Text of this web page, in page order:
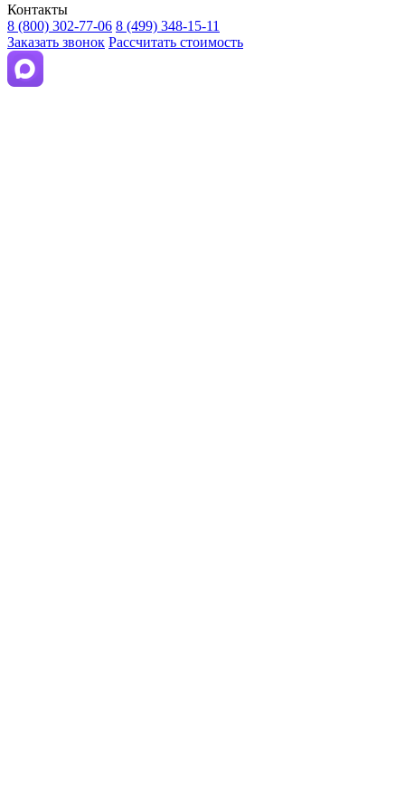
Контакты
8 (800) 302-77-06 8 (499) 348-15-11
Заказать звонок Рассчитать стоимость